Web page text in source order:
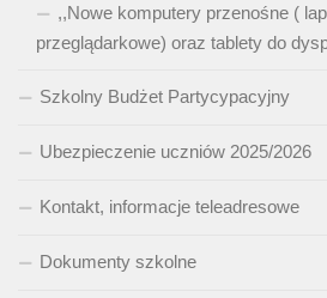
,,Nowe komputery przenośne (
przeglądarkowe) oraz tablety do
Szkolny Budżet Partycypacyjny
Ubezpieczenie uczniów 2025/2026
Kontakt, informacje teleadresowe
Dokumenty szkolne